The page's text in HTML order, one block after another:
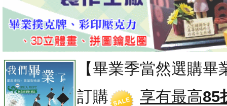
【畢業季當然選購
訂購
享有最高85